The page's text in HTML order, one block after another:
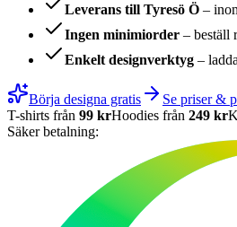
Leverans till Tyresö Ö –
Ingen minimiorder – beställ
Enkelt designverktyg –
Börja designa gratis
Se priser &
T-shirts från 99 krHoodies från 249 kr
Säker betalning: